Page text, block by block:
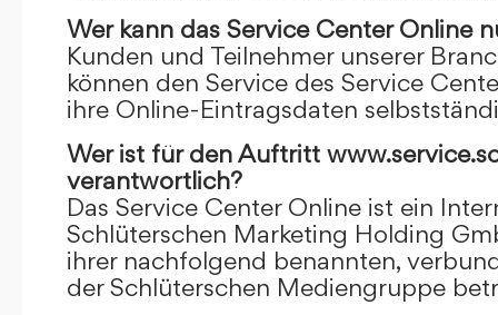
Wer kann das Service Center Online
Kunden und Teilnehmer unserer
können den Service des Service
ihre Online-Eintragsdaten
Wer ist für den Auftritt
verantwortlich?
Das Service Center Online ist ein
Schlüterschen Marketing Holding
ihrer nachfolgend benannten,
der Schlüterschen Mediengruppe